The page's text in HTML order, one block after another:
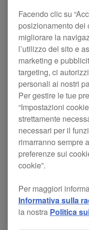
di
scheda
delle
Per
il driver
Facendo clic su
posizionamento dei
migliorare la
l’utilizzo del sito e
marketing e
targeting, ci
personali ai nostri
Per gestire le tue
“Impostazioni
strettamente
necessari per il
rimarranno sempre
preferenze sui
cookie”.
Per maggiori
Informativa sulla
la nostra Politica